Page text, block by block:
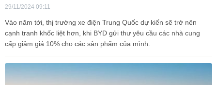
29/11/2024 09:11
Vào năm tới, thị trường xe điện Trung Quốc dự kiến sẽ trở nên
cạnh tranh khốc liệt hơn, khi BYD gửi thư yêu cầu các nhà cung
cấp giảm giá 10% cho các sản phẩm của mình.